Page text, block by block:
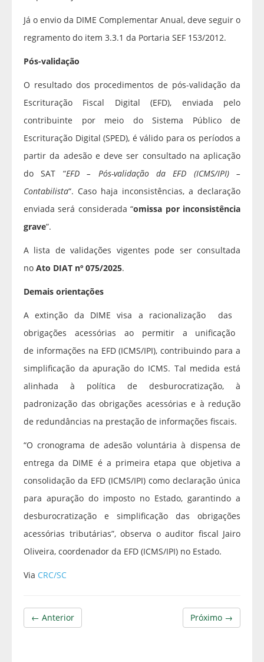
Já o envio da DIME Complementar Anual, deve seguir o
regramento do item 3.3.1 da Portaria SEF 153/2012.
Pós-validação
O resultado dos procedimentos de pós-validação da
Escrituração Fiscal Digital (EFD), enviada pelo
contribuinte por meio do Sistema Público de
Escrituração Digital (SPED), é válido para os períodos a
partir da adesão e deve ser consultado na aplicação
do SAT “EFD – Pós-validação da EFD (ICMS/IPI) –
Contabilista“. Caso haja inconsistências, a declaração
enviada será considerada “omissa por inconsistência
grave”.
A lista de validações vigentes pode ser consultada
no Ato DIAT nº 075/2025.
Demais orientações
A extinção da DIME visa a racionalização das
obrigações acessórias ao permitir a unificação
de informações na EFD (ICMS/IPI), contribuindo para a
simplificação da apuração do ICMS. Tal medida está
alinhada à política de desburocratização, à
padronização das obrigações acessórias e à redução
de redundâncias na prestação de informações fiscais.
“O cronograma de adesão voluntária à dispensa de
entrega da DIME é a primeira etapa que objetiva a
consolidação da EFD (ICMS/IPI) como declaração única
para apuração do imposto no Estado, garantindo a
desburocratização e simplificação das obrigações
acessórias tributárias”, observa o auditor fiscal Jairo
Oliveira, coordenador da EFD (ICMS/IPI) no Estado.
Via CRC/SC
Próximo →
← Anterior